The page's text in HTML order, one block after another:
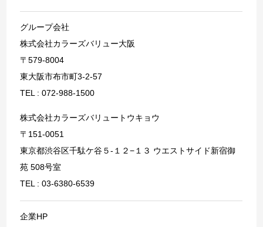
グループ会社
株式会社カラーズバリュー大阪
〒579-8004
東大阪市布市町3-2-57
TEL : 072-988-1500
株式会社カラーズバリュートウキョウ
〒151-0051
東京都渋谷区千駄ケ谷５-１２−１３ ウエストサイド新宿御
苑 508号室
TEL : 03-6380-6539
企業HP